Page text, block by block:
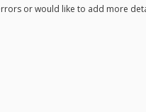
or would like to add more